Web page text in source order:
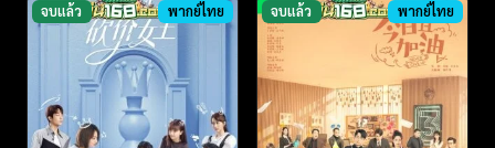
จบแล้ว พากย์ไทย จบแล้ว พากย์ไทย